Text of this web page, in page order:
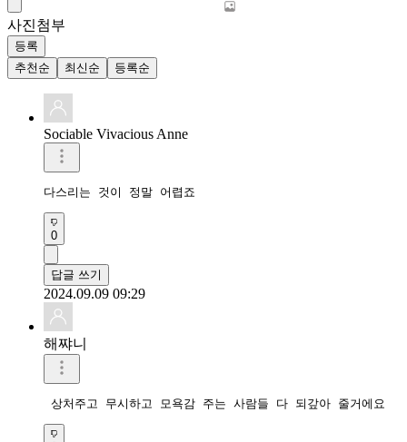
사진첨부
등록
추천순
최신순 등록순
Sociable Vivacious Anne
다스리는 것이 정말 어렵죠
0
답글 쓰기
2024.09.09 09:29
해쨔니
상처주고 무시하고 모욕감 주는 사람들 다 되갚아 줄거에요